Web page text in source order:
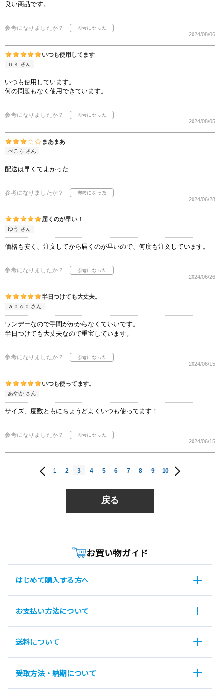
良い商品です。
参考になりましたか？
2024/08/06
いつも使用してます
ｎｋ さん
いつも使用しています。
何の問題もなく使用できています。
参考になりましたか？
2024/08/05
まあまあ
ぺこら さん
配送は早くてよかった
参考になりましたか？
2024/06/28
届くのが早い！
ゆう さん
価格も安く、注文してから届くのが早いので、何度も注文しています。
参考になりましたか？
2024/06/26
半日つけても大丈夫。
ａｂｃｄ さん
ワンデーなので手間がかからなくていいです。
半日つけても大丈夫なので重宝しています。
参考になりましたか？
2024/06/15
いつも使ってます。
あやか さん
サイズ、度数ともにちょうどよくいつも使ってます！
参考になりましたか？
2024/06/15
1 2 3 4 5 6 7 8 9 10
戻る
お買い物ガイド
はじめて購入する方へ
お支払い方法について
送料について
受取方法・納期について